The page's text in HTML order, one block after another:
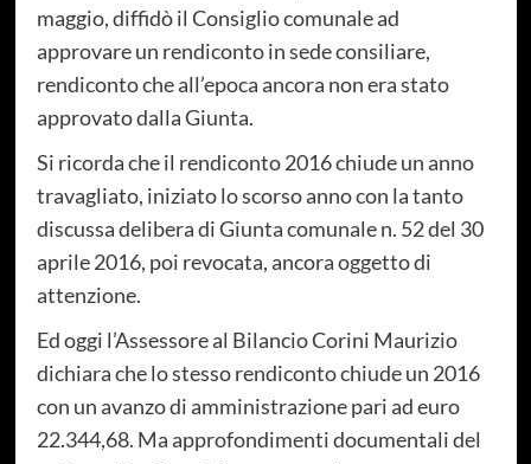
maggio, diffidò il Consiglio comunale ad
approvare un rendiconto in sede consiliare,
rendiconto che all’epoca ancora non era stato
approvato dalla Giunta.
Si ricorda che il rendiconto 2016 chiude un anno
travagliato, iniziato lo scorso anno con la tanto
discussa delibera di Giunta comunale n. 52 del 30
aprile 2016, poi revocata, ancora oggetto di
attenzione.
Ed oggi l’Assessore al Bilancio Corini Maurizio
dichiara che lo stesso rendiconto chiude un 2016
con un avanzo di amministrazione pari ad euro
22.344,68. Ma approfondimenti documentali del